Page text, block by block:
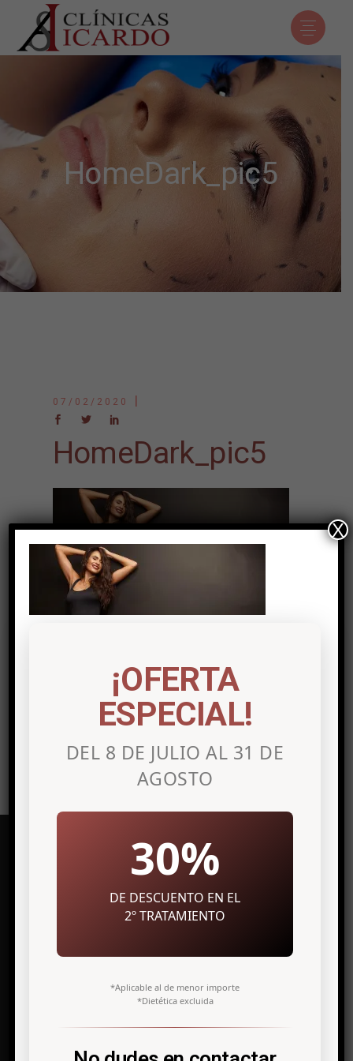
HomeDark_pic5
07/02/2020
HomeDark_pic5
publicar un comentario.
Clínica de medicina estética en
03003 Alicante
info@antonio-icardo.com
¡OFERTA
ESPECIAL!
DEL 8 DE JULIO AL 31 DE
AGOSTO
30%
DE DESCUENTO EN EL
2º TRATAMIENTO
*Aplicable al de menor importe
*Dietética excluida
X